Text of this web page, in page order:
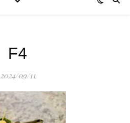
F4
2024/09/11